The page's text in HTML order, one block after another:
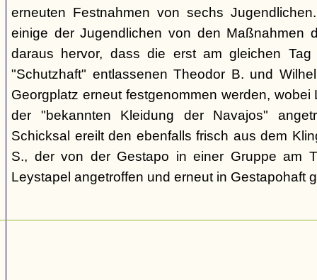
erneuten Festnahmen von sechs
einige der Jugendlichen von den Maßnahmen
daraus hervor, dass die erst am gleichen Tag
"Schutzhaft" entlassenen Theodor B. und
Georgplatz erneut festgenommen werden, wobei
der "bekannten Kleidung der Navajos"
Schicksal ereilt den ebenfalls frisch aus dem
S., der von der Gestapo in einer Gruppe am
Leystapel angetroffen und erneut in Gestapohaft